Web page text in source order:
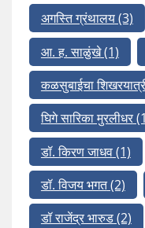
अगस्ति ग्रंथालय(3)
आ. ह. साळुंखे(1)
कळसुबाईचा
घिगे सारिका मुरलीधर
डॉ. किरण जाधव(1)
डॉ. विजय भगत(2)
डॉ राजेंद्र भारुड(2)